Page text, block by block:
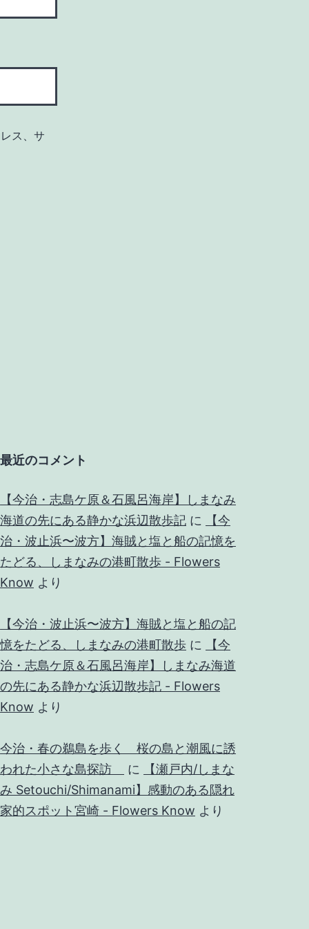
ス、サ
最近のコメント
【今治・志島ケ原＆石風呂海岸】しまなみ
海道の先にある静かな浜辺散歩記 に
【今
治・波止浜〜波方】海賊と塩と船の記憶を
たどる、しまなみの港町散歩 - Flowers
Know より
【今治・波止浜〜波方】海賊と塩と船の記
憶をたどる、しまなみの港町散歩 に
【今
治・志島ケ原＆石風呂海岸】しまなみ海道
の先にある静かな浜辺散歩記 - Flowers
Know より
今治・春の鵜島を歩く 桜の島と潮風に誘
われた小さな島探訪
に
【瀬戸内/しまな
み Setouchi/Shimanami】感動のある隠れ
家的スポット宮崎 - Flowers Know より